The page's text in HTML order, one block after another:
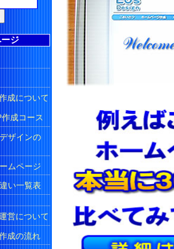
ージ
成について
成コース
ザインの
ムページ
い一覧表
営について
成の流れ